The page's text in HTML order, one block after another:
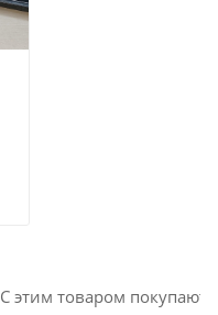
С этим товаром покупают